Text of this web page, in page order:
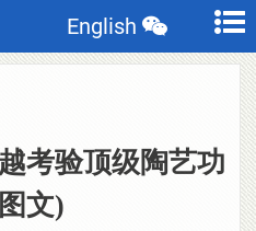
English
考验顶级陶艺功
文)